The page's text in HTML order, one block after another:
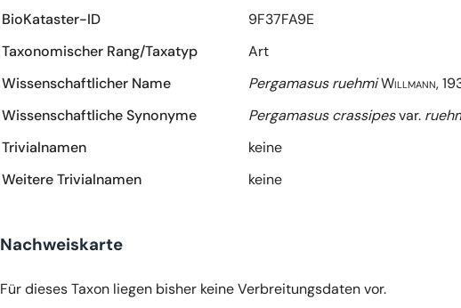
BioKataster-ID
9F37FA9E
Taxonomischer Rang/Taxatyp
Art
Wissenschaftlicher Name
Pergamasus ruehmiWillmann,
Wissenschaftliche Synonyme
Pergamasus crassipesvar.
Trivialnamen
keine
Weitere Trivialnamen
keine
Nachweiskarte
Für dieses Taxon liegen bisher keine Verbreitungsdaten vor.